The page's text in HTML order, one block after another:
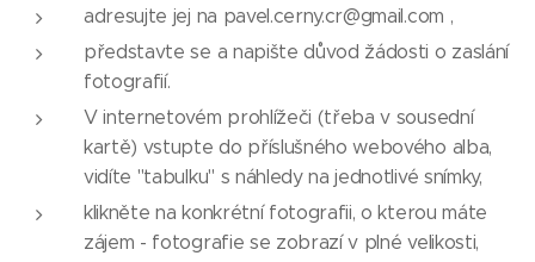
adresujte jej na pavel.cerny.cr@gmail.com ,
představte se a napište důvod žádosti o zaslání
fotografií.
V internetovém prohlížeči (třeba v sousední
kartě) vstupte do příslušného webového alba,
vidíte "tabulku" s náhledy na jednotlivé snímky,
klikněte na konkrétní fotografii, o kterou máte
zájem - fotografie se zobrazí v plné velikosti,